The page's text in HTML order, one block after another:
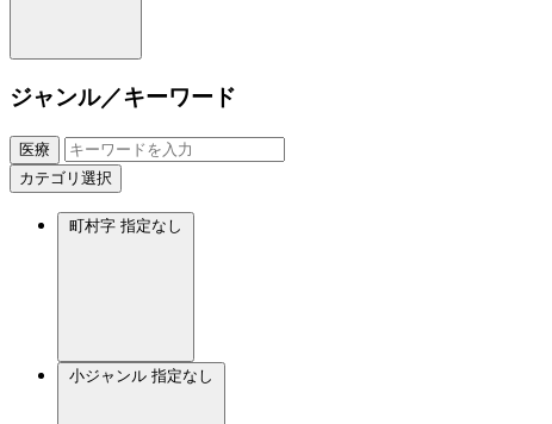
ジャンル／キーワード
医療
カテゴリ選択
町村字 指定なし
小ジャンル 指定なし